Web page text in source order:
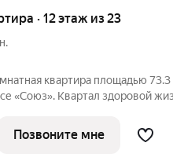
· 12 этаж из 23
квартира площадью 73.3
«Союз». Квартал здоровой
и фигурного катания, -
Позвоните мне